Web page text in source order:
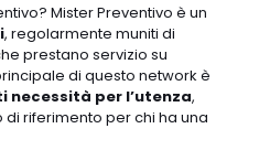
Mister Preventivo è un
, regolarmente muniti di
prestano servizio su
di questo network è
necessità per l’utenza,
riferimento per chi ha una